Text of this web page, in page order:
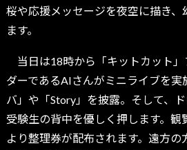
桜や応援メッセージを夜空に描き、
ます。
当日は18時から「キットカット」
ダーであるAIさんがミニライブを実
バ」や「Story」を披露。そして、ド
受験生の背中を優しく押します。観
より整理券が配布されます。遠方の